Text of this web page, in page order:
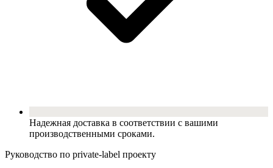
Надежная доставка в соответствии с вашими
производственными сроками.
Руководство по private-label проекту